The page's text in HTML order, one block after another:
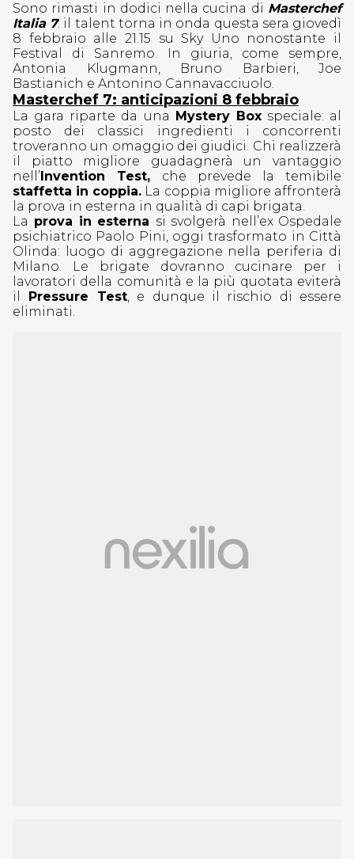
Sono rimasti in dodici nella cucina di Masterchef
Italia 7: il talent torna in onda questa sera giovedì
8 febbraio alle 21.15 su Sky Uno nonostante il
Festival di Sanremo. In giuria, come sempre,
Antonia Klugmann, Bruno Barbieri, Joe
Bastianich e Antonino Cannavacciuolo.
Masterchef 7: anticipazioni 8 febbraio
La gara riparte da una Mystery Boxspeciale: al
posto dei classici ingredienti i concorrenti
troveranno un omaggio dei giudici. Chi realizzerà
il piatto migliore guadagnerà un vantaggio
nell’Invention Test, che prevede la temibile
staffetta in coppia. La coppia migliore affronterà
la prova in esterna in qualità di capi brigata.
La prova in esterna si svolgerà nell’ex Ospedale
psichiatrico Paolo Pini, oggi trasformato in Città
Olinda: luogo di aggregazione nella periferia di
Milano. Le brigate dovranno cucinare per i
lavoratori della comunità e la più quotata eviterà
il
Pressure Test, e dunque il rischio di essere
eliminati.